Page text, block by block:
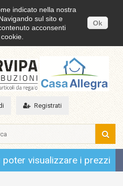
indicato nella nostra
sul sito e
acconsenti
Ok
Registrati
visualizzare i prezzi